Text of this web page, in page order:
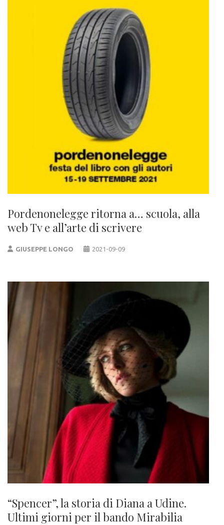
Pordenonelegge ritorna a… scuola, alla
web Tv e all’arte di scrivere
GIUSEPPE LONGO 2021-09-09
“Spencer”, la storia di Diana a Udine.
Ultimi giorni per il bando Mirabilia